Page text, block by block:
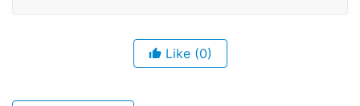
Like (0)